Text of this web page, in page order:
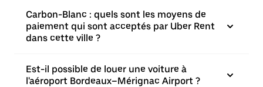
Carbon-Blanc : quels sont les moyens de
paiement qui sont acceptés par Uber Rent
dans cette ville ?
Est-il possible de louer une voiture à
l'aéroport Bordeaux–Mérignac Airport ?